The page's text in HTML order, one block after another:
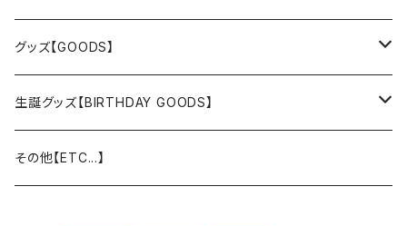
グッズ【GOODS】
Tシャツ【T-shitt】
アクリルスタンド【Acrylic Stand】
生誕グッズ【BIRTHDAY GOODS】
おのせりちゃん。
その他【ETC...】